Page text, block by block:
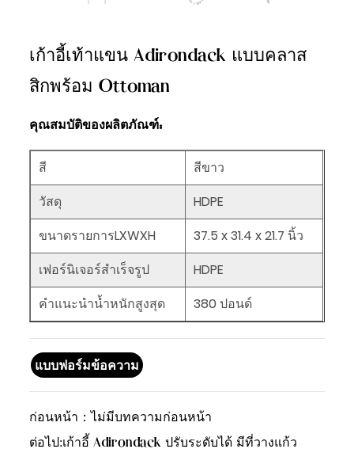
เก้าอี้เท้าแขน Adirondack แบบคลาส
สิกพร้อม Ottoman
คุณสมบัติของผลิตภัณฑ์:
สี
สีขาว
วัสดุ
HDPE
ขนาดรายการLXWXH
37.5 x31.4x21.7 นิ้ว
เฟอร์นิเจอร์สำเร็จรูป
HDPE
คำแนะนำน้ำหนักสูงสุด
380 ปอนด์
แบบฟอร์มข้อความ
ก่อนหน้า：ไม่มีบทความก่อนหน้า
ต่อไป:เก้าอี้ Adirondack ปรับระดับได้ มีที่วางแก้ว